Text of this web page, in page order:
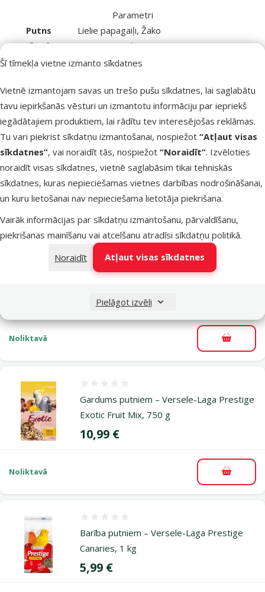
Šī tīmekļa vietne izmanto sīkdatnes
Vietnē izmantojam savas un trešo pušu sīkdatnes, lai saglabātu
tavu iepirkšanās vēsturi un izmantotu informāciju par iepriekš
iegādātajiem produktiem, lai rādītu tev interesējošas reklāmas.
Tu vari piekrist sīkdatņu izmantošanai, nospiežot “Atļaut visas
sīkdatnes”, vai noraidīt tās, nospiežot “Noraidīt”. Izvēloties
noraidīt visas sīkdatnes, vietnē saglabāsim tikai tehniskās
sīkdatnes, kuras nepieciešamas vietnes darbības nodrošināšanai,
un kuru lietošanai nav nepieciešama lietotāja piekrišana.
Vairāk informācijas par sīkdatņu izmantošanu, pārvaldīšanu,
piekrišanas mainīšanu vai atcelšanu atradīsi sīkdatņu politikā.
Noraidīt
Atļaut visas sīkdatnes
Pielāgot izvēli
Parametri
Putns
Lielie papagaiļi, Žako
Zīmols
Versele-Laga
Numurs katalogā
47300
Līdzīgi produkti
Barība savvaļas putniem – Birds' Garden
Wild Bird Fat Energy Feed, 2,5 kg
Atsauksmes 0%
Cena
4,99 €
Noliktavā
Barība putniem – Vitakraft Menu for
Atsauksmes 0%
Cena
5,99 €
Noliktavā
Gardums putniem – Versele-Laga Prestige
Exotic Fruit Mix, 750 g
Cena
10,99 €
Noliktavā
Barība putniem – Versele-Laga Prestige
Canaries, 1 kg
Cena
5,99 €